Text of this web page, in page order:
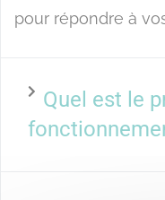
pour répondre à
Quel est le